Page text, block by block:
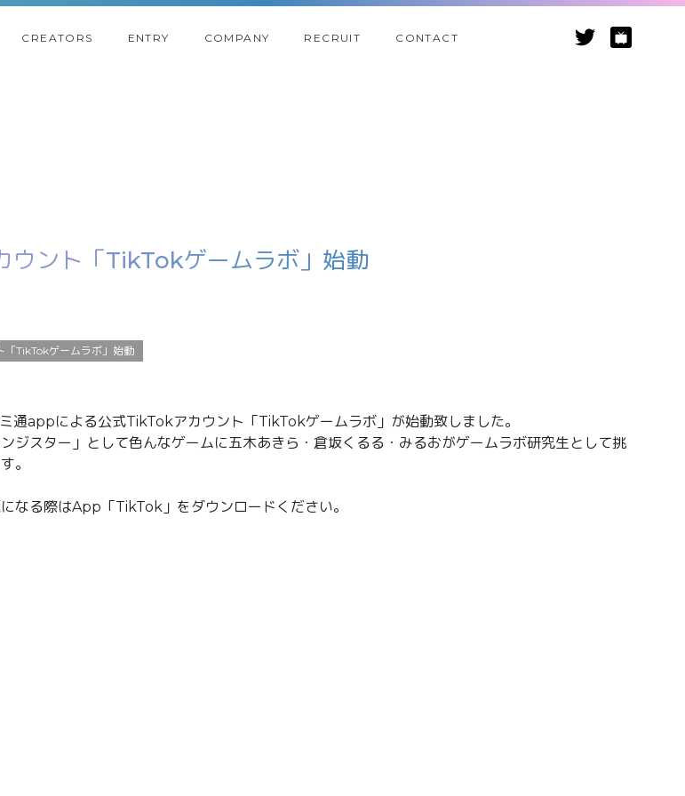
CREATORS ENTRY COMPANY RECRUIT CONTACT
ント「TikTokゲームラボ」始動
TikTokゲームラボ」始動
通appによる公式TikTokアカウント「TikTokゲームラボ」が始動致しました。
ジスター」として色んなゲームに五木あきら・倉坂くるる・みるおがゲームラボ研究生として挑
。
なる際はApp「TikTok」をダウンロードください。